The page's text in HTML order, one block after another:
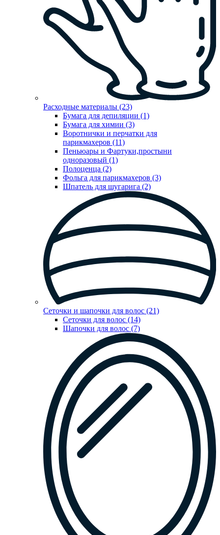
Расходные материалы (23)
Бумага для депиляции (1)
Бумага для химии (3)
Воротнички и перчатки для
парикмахеров (11)
Пеньюары и Фартуки,простыни
одноразовый (1)
Полоценца (2)
Фольга для парикмахеров (3)
Шпатель для шугарига (2)
Сеточки и шапочки для волос (21)
Сеточки для волос (14)
Шапочки для волос (7)